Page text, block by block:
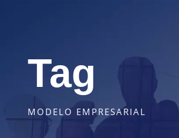
Tag
MODELO EMPRESARIAL